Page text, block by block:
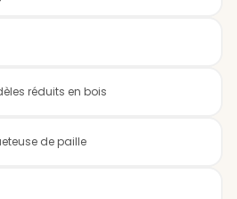
réduits en bois
de paille